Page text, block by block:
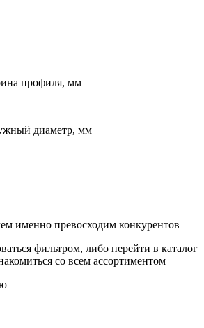
профиля, мм
диаметр, мм
именно превосходим конкурентов
фильтром, либо перейти в каталог
со всем ассортиментом